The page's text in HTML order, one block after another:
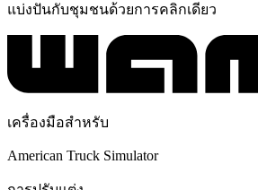
แบ่งปันกับชุมชนด้วยการคลิกเดียว
เครื่องมือสำหรับ
American Truck Simulator